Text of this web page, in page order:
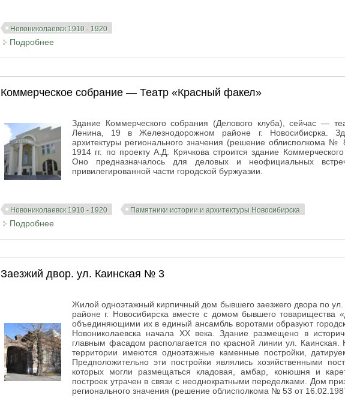
Новониколаевск 1910 - 1920
Подробнее
Коммерческое собрание — Театр «Красный факел»
Здание Коммерческого собрания (Делового клуба), сейчас —
Ленина, 19 в Железнодорожном районе г. Новосибисрка.
архитектуры регионального значения (решение облисполкома №
1914 гг. по проекту А.Д. Крячкова строится здание
Оно предназначалось для деловых и неофициальных
привилегированной части городской буржуазии.
Новониколаевск 1910 - 1920 Памятники истории и архитектуры Новосибирска
Подробнее
Заезжий двор. ул. Каинская № 3
Жилой одноэтажный кирпичный дом бывшего заезжего двора по
районе г. Новосибирска вместе с домом бывшего товарищества
объединяющими их в единый ансамбль воротами образуют
Новониколаевска начала XX века. Здание размещено в
главным фасадом располагается по красной линии ул.
территории имеются одноэтажные каменные постройки,
Предположительно эти постройки являлись хозяйственными
которых могли размещаться кладовая, амбар, конюшня и
построек утрачен в связи с неоднократными переделками. Дом
регионального значения (решение облисполкома № 53 от